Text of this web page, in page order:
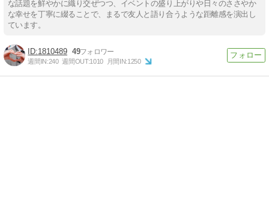
な話題を鮮やかに織り交ぜつつ、イベントの盛り上がりや日々のささやか
な幸せを丁寧に綴ることで、まるで友人と語り合うような距離感を演出し
ています。
1810489 49
週間IN:240 週間OUT:1010 月間IN:1250